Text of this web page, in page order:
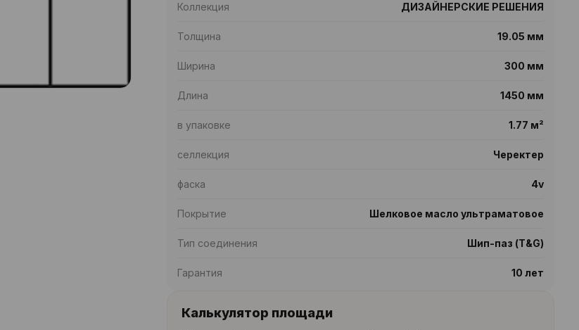
Коллекция ДИЗАЙНЕРСКИЕ РЕШЕНИЯ
Толщина 19.05 мм
Ширина 300 мм
Длина 1450 мм
в упаковке 1.77 м²
селлекция Черектер
фаска 4v
Покрытие Шелковое масло ультраматовое
Тип соединения Шип-паз (T&G)
Гарантия 10 лет
Калькулятор площади